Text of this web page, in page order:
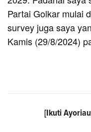
Partai Golkar mulai
survey juga saya
Kamis (29/8/2024)
[Ikuti